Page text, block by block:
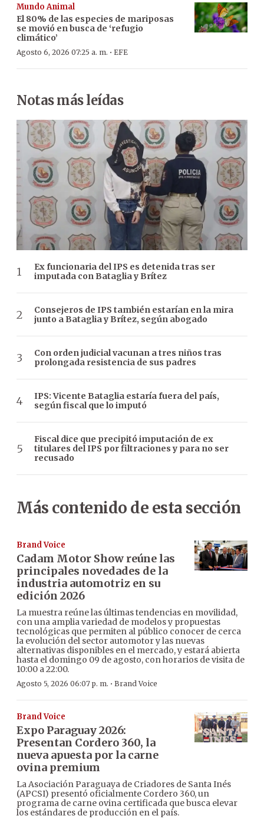
Mundo Animal
El 80% de las especies de mariposas
se movió en busca de ‘refugio
climático’
Agosto 6, 2026 07:25 a. m. · EFE
Notas más leídas
Ex funcionaria del IPS es detenida tras ser
imputada con Bataglia y Brítez
Consejeros de IPS también estarían en la mira
junto a Bataglia y Brítez, según abogado
Con orden judicial vacunan a tres niños tras
prolongada resistencia de sus padres
IPS: Vicente Bataglia estaría fuera del país,
según fiscal que lo imputó
Fiscal dice que precipitó imputación de ex
titulares del IPS por filtraciones y para no ser
recusado
Más contenido de esta sección
Brand Voice
Cadam Motor Show reúne las
principales novedades de la
industria automotriz en su
edición 2026
La muestra reúne las últimas tendencias en movilidad,
con una amplia variedad de modelos y propuestas
tecnológicas que permiten al público conocer de cerca
la evolución del sector automotor y las nuevas
alternativas disponibles en el mercado, y estará abierta
hasta el domingo 09 de agosto, con horarios de visita de
10:00 a 22:00.
Agosto 5, 2026 06:07 p. m. · Brand Voice
Brand Voice
Expo Paraguay 2026:
Presentan Cordero 360, la
nueva apuesta por la carne
ovina premium
La Asociación Paraguaya de Criadores de Santa Inés
(APCSI) presentó oficialmente Cordero 360, un
programa de carne ovina certificada que busca elevar
los estándares de producción en el país.